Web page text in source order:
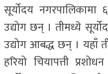
सूर्योदय नगरपालिकामा
उद्योग छन् । तीमध्ये
उद्योग आबद्ध छन् । यहाँ
हरियो चियापत्ती